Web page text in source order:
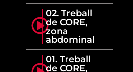
02. Treball
de CORE,
zona
abdominal
01. Treball
de CORE,